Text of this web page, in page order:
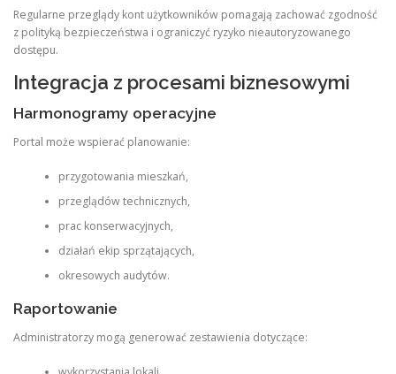
Regularne przeglądy kont użytkowników pomagają zachować zgodność
z polityką bezpieczeństwa i ograniczyć ryzyko nieautoryzowanego
dostępu.
Integracja z procesami biznesowymi
Harmonogramy operacyjne
Portal może wspierać planowanie:
przygotowania mieszkań,
przeglądów technicznych,
prac konserwacyjnych,
działań ekip sprzątających,
okresowych audytów.
Raportowanie
Administratorzy mogą generować zestawienia dotyczące: